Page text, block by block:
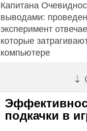
Капитана
выводами:
эксперимент
которые
компьютере
⇣
подкачки в